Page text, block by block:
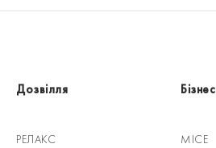
Дозвілля
РЕЛАКС
Бізнес
MICE